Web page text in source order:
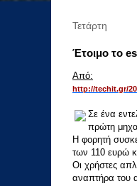
Τετάρτη
Έτοιμο το
Από:
http://techit.gr/
Σε ένα
πρώτη
Η φορητή
των 110 ευρώ
Οι χρήστες
αναπτήρα του